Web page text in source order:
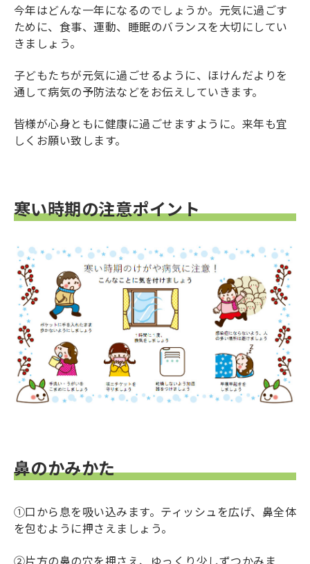
今年はどんな一年になるのでしょうか。元気に過ごす
ために、食事、運動、睡眠のバランスを大切にしてい
きましょう。
子どもたちが元気に過ごせるように、ほけんだよりを
通して病気の予防法などをお伝えしていきます。
皆様が心身ともに健康に過ごせますように。来年も宜
しくお願い致します。
寒い時期の注意ポイント
鼻のかみかた
①口から息を吸い込みます。ティッシュを広げ、鼻全体
を包むように押さえましょう。
②片方の鼻の穴を押さえ、ゆっくり少しずつかみま